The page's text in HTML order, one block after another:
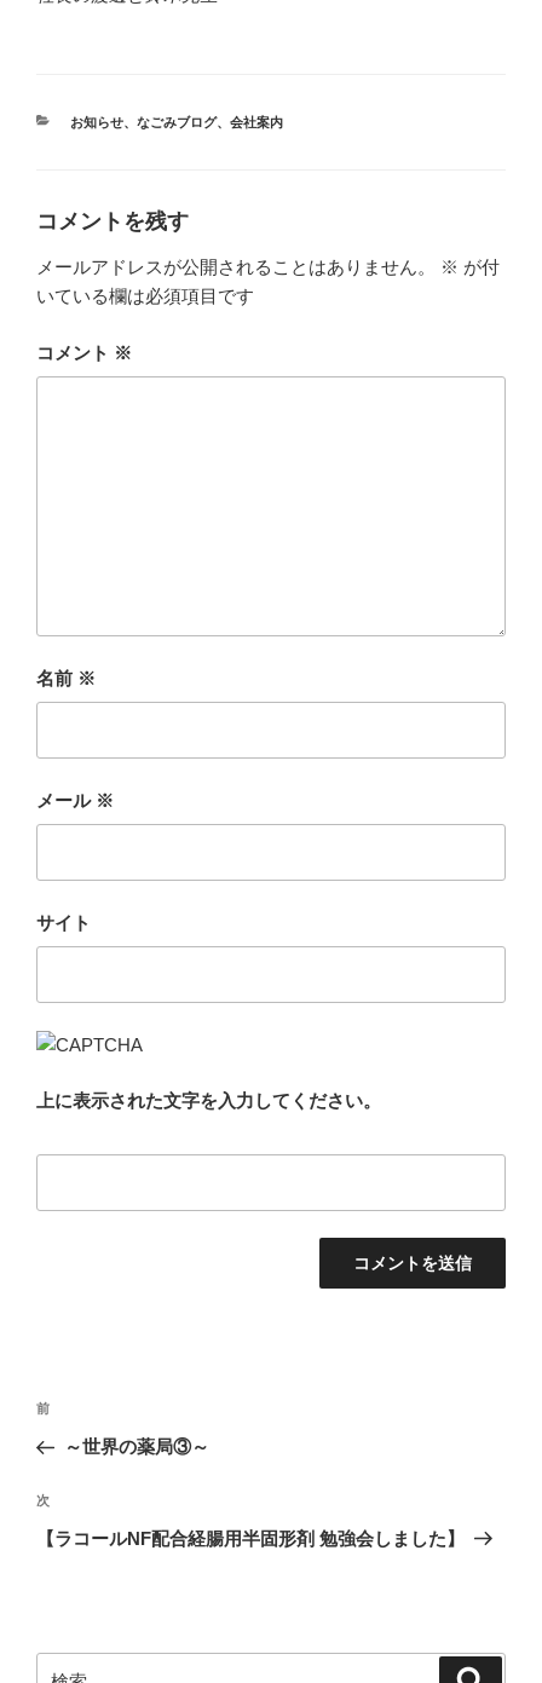
カ
お知らせ、 なごみブログ、 会社案内
コメントを残す
メールアドレスが公開されることはありません。 ※ が付
いている欄は必須項目です
コメント ※
名前 ※
メール ※
サイト
上に表示された文字を入力してください。
投
ナ
ビ
ゲ
ン
前
の
稿
前
～世界の薬局③～
次
の
次
【ラコールNF配合経腸用半固形剤 勉強会しました】